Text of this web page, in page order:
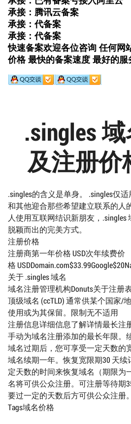
.singles
及注册价
.singles的含义是单身。 .singles仅
和其他迎合那些希望建立联系的人
人使用互联网结识新朋友，
脱颖而出的完美方式。
注册价格
注册商第一年价格 USD次年续费价
格
关于 .singles 域名
域名注册管理机构Donuts关于注册
顶级域名 (ccTLD) 通常供某个国家/
使用或为其保留。限制无不适用
注册信息详细信息了解详情最长注
手动为域名注册添加的最长年限。
域名过期后，您可享受一定天数的
域名续期一年。恢复宽限期30 天
定天数的时间来恢复域名（期限为
名将可供公众注册。可注册等待期
要过一定的天数后方可供公众注册。
Tags域名价格